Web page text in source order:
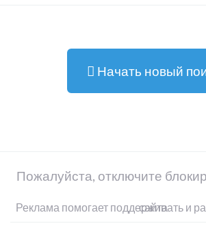
Начать новый
Пожалуйста, отключите
Реклама помогает поддерживать и развивать сервисы сайта